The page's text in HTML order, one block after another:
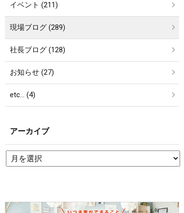
イベント (211)
現場ブログ (289)
社長ブログ (128)
お知らせ (27)
etc… (4)
アーカイブ